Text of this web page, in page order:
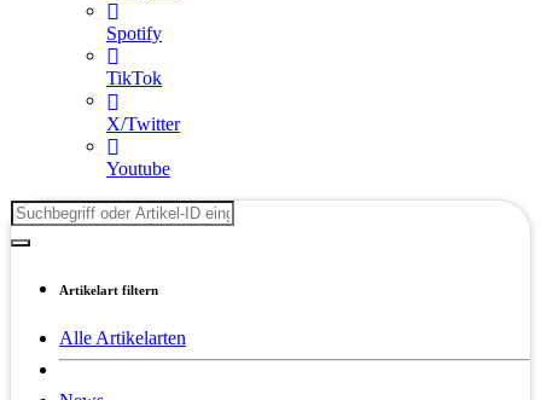
Spotify
TikTok
X/Twitter
Youtube
Artikelart filtern
Alle Artikelarten